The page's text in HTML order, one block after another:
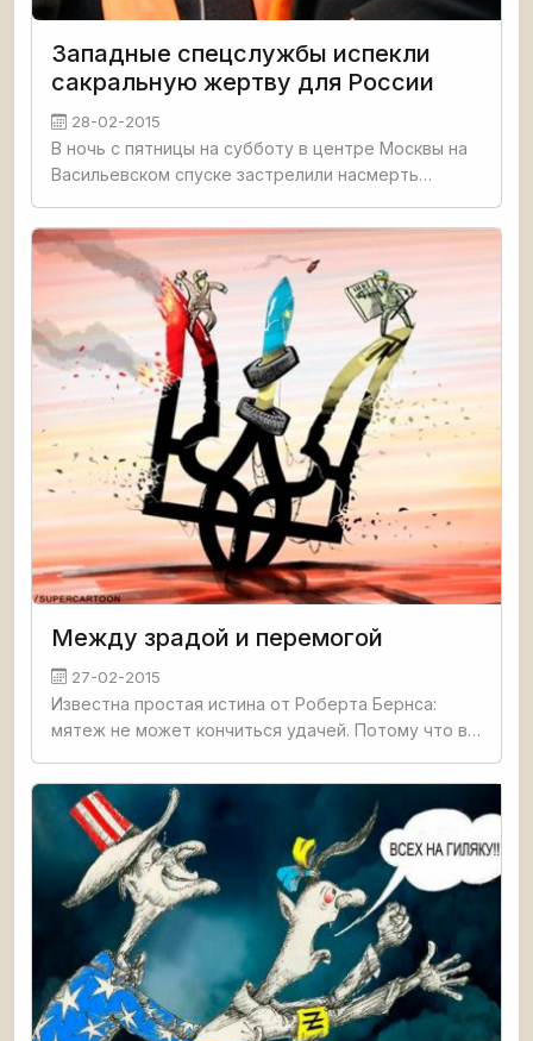
Западные спецслужбы испекли
сакральную жертву для России
28-02-2015
В ночь с пятницы на субботу в центре Москвы на
Васильевском спуске застрелили насмерть
киллер четыре раза выстрелил в спину 55-летнего
политика и скрылся с
Между зрадой и перемогой
27-02-2015
Известна простая истина от Роберта Бернса:
мятеж не может кончиться удачей. Потому что в
украинские соседи никак против этой истины не
погрешили, сразу же